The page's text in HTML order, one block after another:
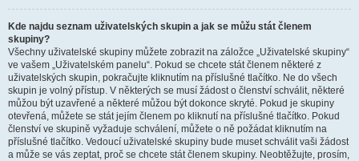
Kde najdu seznam uživatelských skupin a jak se můžu stát členem
skupiny?
Všechny uživatelské skupiny můžete zobrazit na záložce „Uživatelské skupiny“
ve vašem „Uživatelském panelu“. Pokud se chcete stát členem některé z
uživatelských skupin, pokračujte kliknutím na příslušné tlačítko. Ne do všech
skupin je volný přístup. V některých se musí žádost o členství schválit, některé
můžou být uzavřené a některé můžou být dokonce skryté. Pokud je skupiny
otevřená, můžete se stát jejím členem po kliknutí na příslušné tlačítko. Pokud
členství ve skupině vyžaduje schválení, můžete o ně požádat kliknutím na
příslušné tlačítko. Vedoucí uživatelské skupiny bude muset schválit vaši žádost
a může se vás zeptat, proč se chcete stát členem skupiny. Neobtěžujte, prosím,